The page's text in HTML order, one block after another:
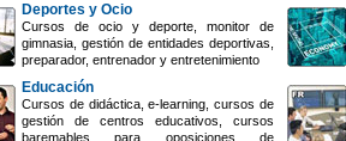
Deportes y Ocio
Cursos de ocio y deporte, monitor de
gimnasia, gestión de entidades deportivas,
preparador, entrenador y entretenimiento
Educación
Cursos de didáctica, e-learning, cursos de
gestión de centros educativos, cursos
baremables para oposiciones de